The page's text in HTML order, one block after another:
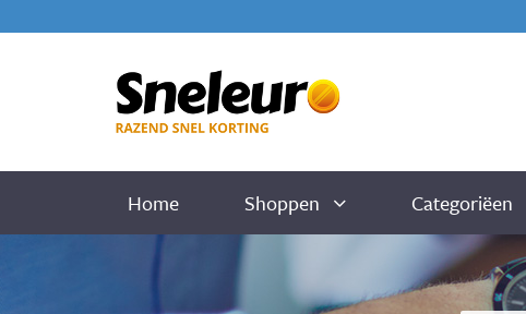
Home Shoppen Categoriëen